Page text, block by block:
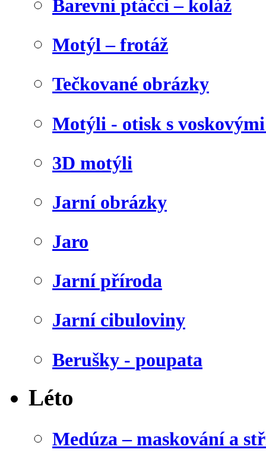
Barevní ptáčci – koláž
Motýl – frotáž
Tečkované obrázky
Motýli - otisk s
3D motýli
Jarní obrázky
Jaro
Jarní příroda
Jarní cibuloviny
Berušky - poupata
Léto
Medúza – maskování a